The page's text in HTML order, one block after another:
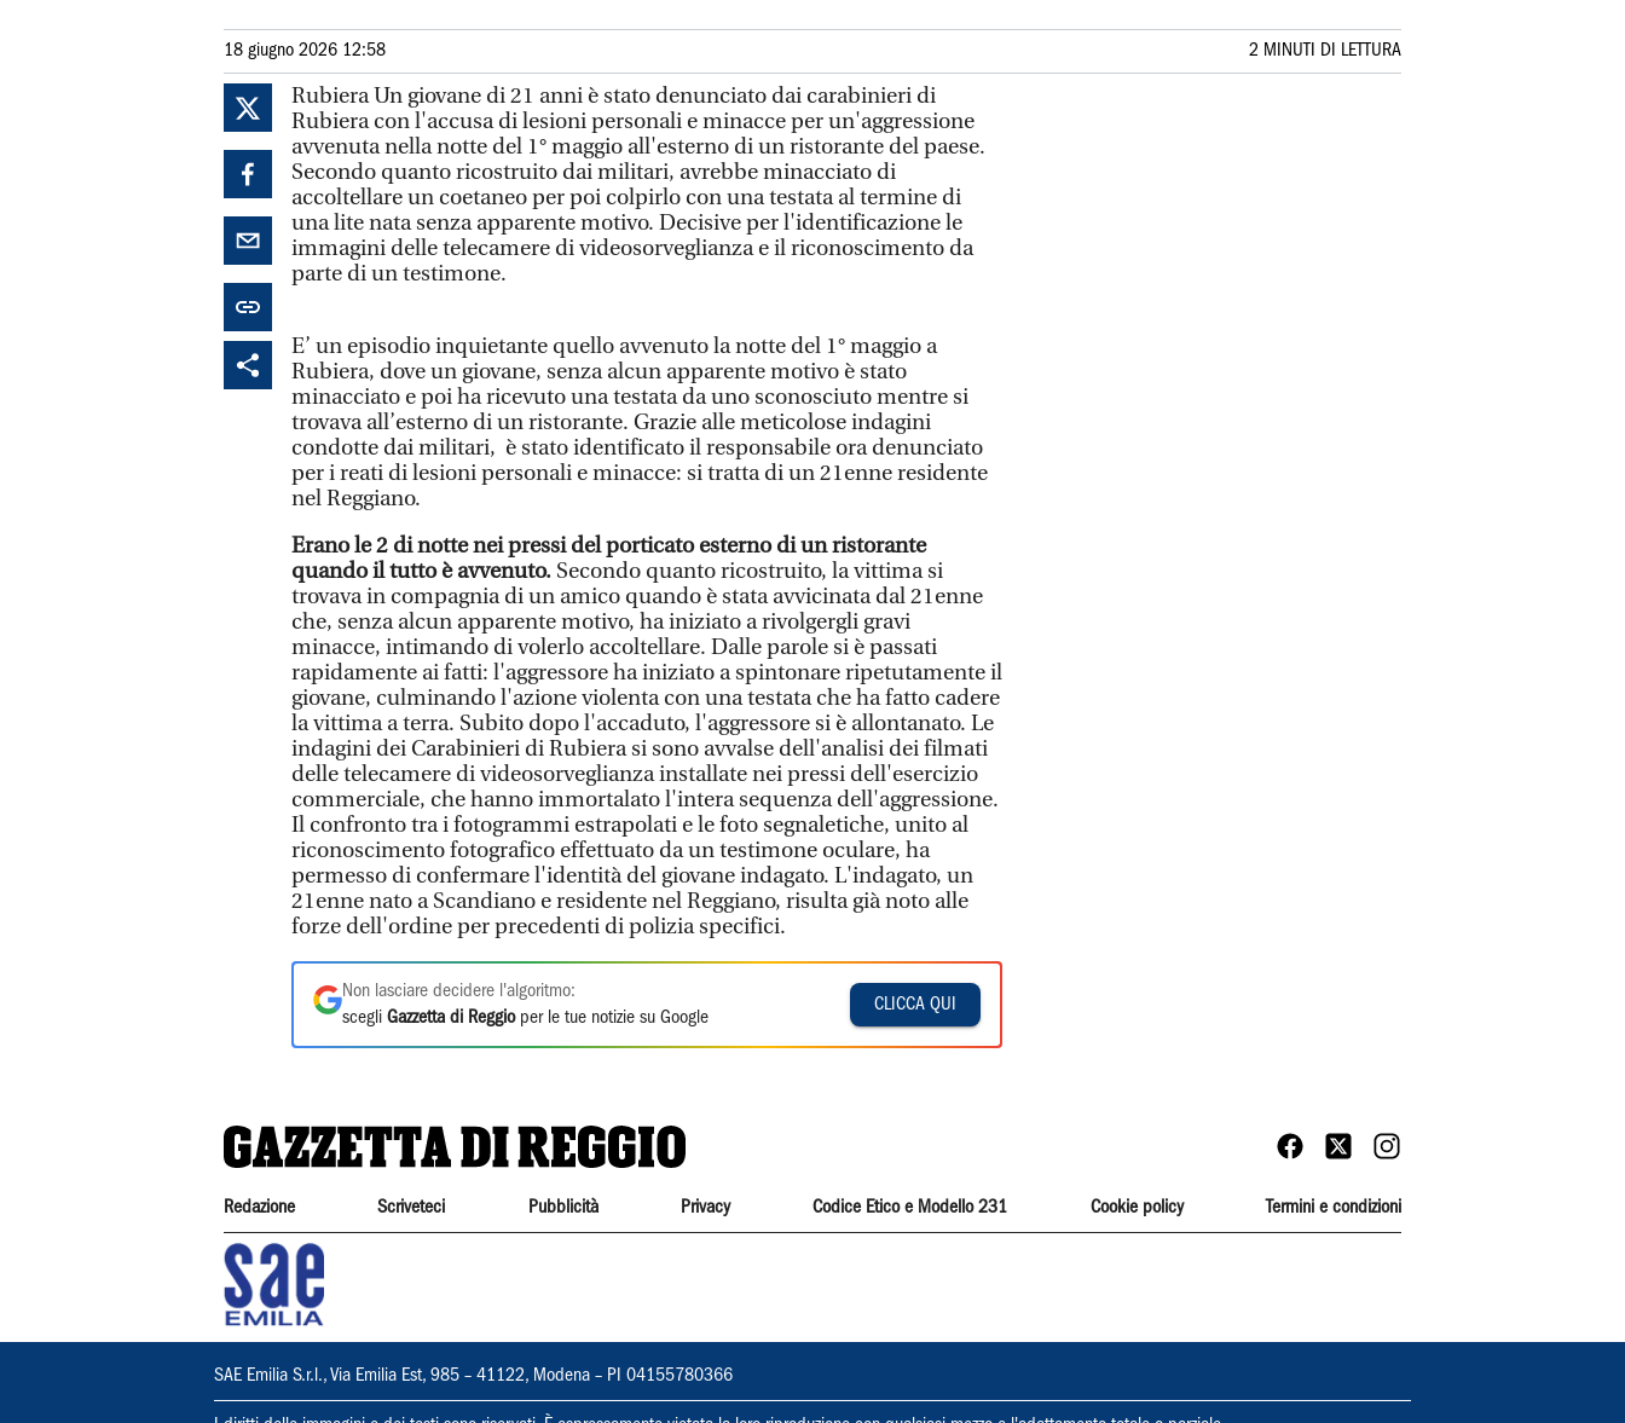
18 giugno 2026 12:58 2 MINUTI DI LETTURA
Rubiera Un giovane di 21 anni è stato denunciato dai carabinieri di
Rubiera con l'accusa di lesioni personali e minacce per un'aggressione
avvenuta nella notte del 1° maggio all'esterno di un ristorante del paese.
Secondo quanto ricostruito dai militari, avrebbe minacciato di
accoltellare un coetaneo per poi colpirlo con una testata al termine di
una lite nata senza apparente motivo. Decisive per l'identificazione le
immagini delle telecamere di videosorveglianza e il riconoscimento da
parte di un testimone.
E’ un episodio inquietante quello avvenuto la notte del 1° maggio a
Rubiera, dove un giovane, senza alcun apparente motivo è stato
minacciato e poi ha ricevuto una testata da uno sconosciuto mentre si
trovava all’esterno di un ristorante. Grazie alle meticolose indagini
condotte dai militari, è stato identificato il responsabile ora denunciato
per i reati di lesioni personali e minacce: si tratta di un 21enne residente
nel Reggiano.
Erano le 2 di notte nei pressi del porticato esterno di un ristorante
quando il tutto è avvenuto. Secondo quanto ricostruito, la vittima si
trovava in compagnia di un amico quando è stata avvicinata dal 21enne
che, senza alcun apparente motivo, ha iniziato a rivolgergli gravi
minacce, intimando di volerlo accoltellare. Dalle parole si è passati
rapidamente ai fatti: l'aggressore ha iniziato a spintonare ripetutamente il
giovane, culminando l'azione violenta con una testata che ha fatto cadere
la vittima a terra. Subito dopo l'accaduto, l'aggressore si è allontanato. Le
indagini dei Carabinieri di Rubiera si sono avvalse dell'analisi dei filmati
delle telecamere di videosorveglianza installate nei pressi dell'esercizio
commerciale, che hanno immortalato l'intera sequenza dell'aggressione.
Il confronto tra i fotogrammi estrapolati e le foto segnaletiche, unito al
riconoscimento fotografico effettuato da un testimone oculare, ha
permesso di confermare l'identità del giovane indagato. L'indagato, un
21enne nato a Scandiano e residente nel Reggiano, risulta già noto alle
forze dell'ordine per precedenti di polizia specifici.
Non lasciare decidere l'algoritmo:
scegli Gazzetta di Reggioper le tue notizie su Google
CLICCA QUI
Redazione Scriveteci Pubblicità Privacy Codice Etico e Modello 231 Cookie policy Termini e condizioni
SAE Emilia S.r.l., Via Emilia Est, 985 – 41122, Modena – PI 04155780366